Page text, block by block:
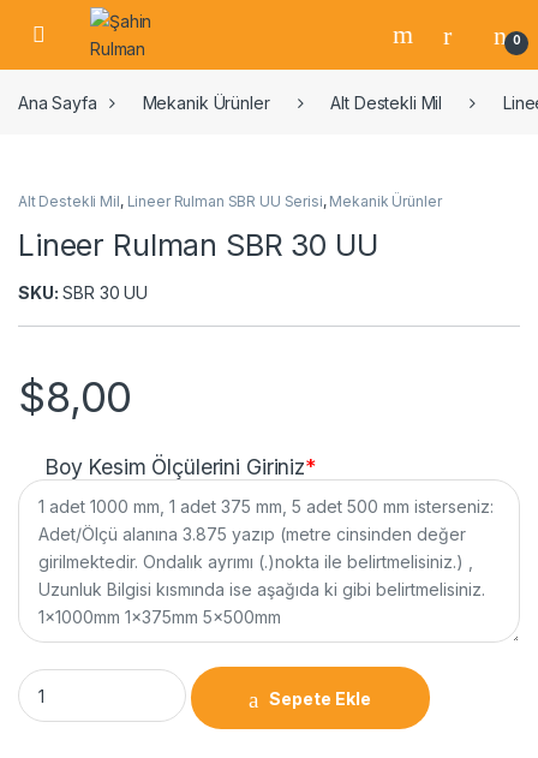
0
Ana Sayfa Mekanik Ürünler Alt Destekli Mil
Alt Destekli Mil, Lineer Rulman SBR UU Serisi, Mekanik Ürünler
Lineer Rulman SBR 30 UU
SKU: SBR 30 UU
$8,00
*
Boy Kesim Ölçülerini Giriniz
Sepete Ekle